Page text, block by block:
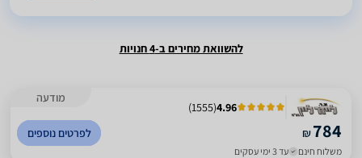
להשוואת מחירים ב-4 חנויות
מודעה
4.96
(
1555
)
₪784
משלוח חינם עד 3 ימי עסקים
לפרטים נוספים